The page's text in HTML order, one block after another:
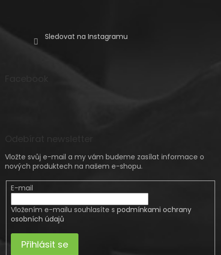
Sledovat na Instagramu
Vložte svůj e-mail a my vám budeme zasílat informace o
nových produktech na našem e-shopu.
E-mail
Vložením e-mailu souhlasíte s podmínkami ochrany
osobních údajů
Přihlásit se